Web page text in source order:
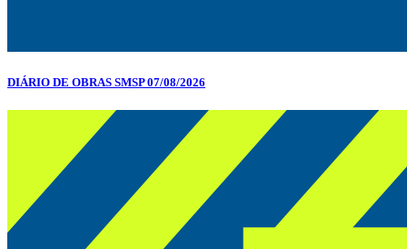
DIÁRIO DE OBRAS SMSP 07/08/2026